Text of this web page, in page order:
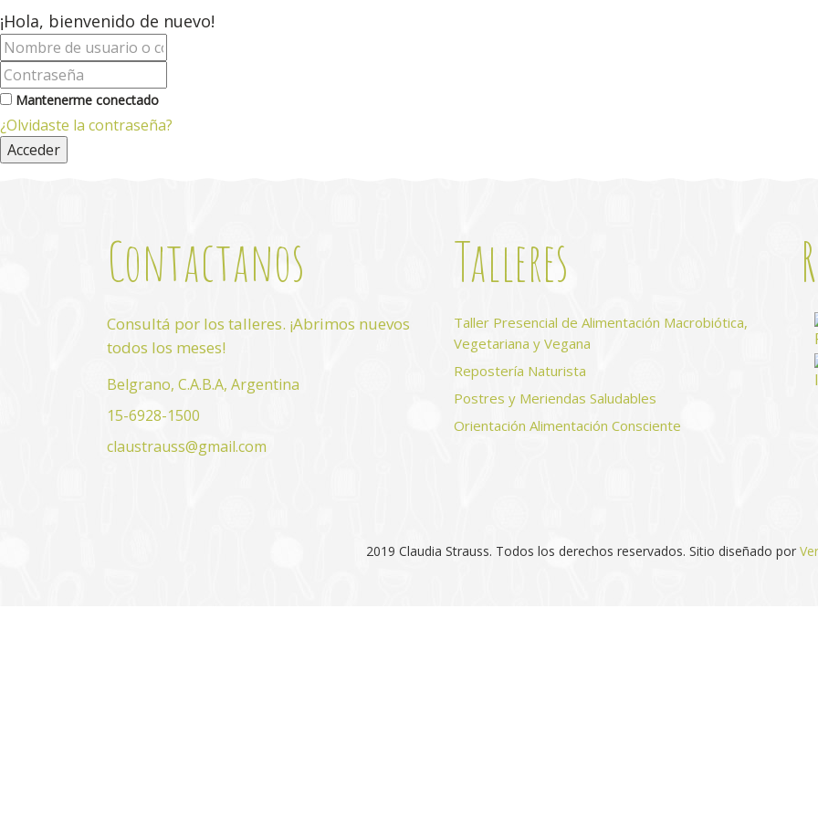
¡Hola, bienvenido de nuevo!
Mantenerme conectado
¿Olvidaste la contraseña?
Acceder
Contactanos
Consultá por los talleres. ¡Abrimos nuevos
todos los meses!
Belgrano, C.A.B.A, Argentina
15-6928-1500
claustrauss@gmail.com
Talleres
Taller Presencial de Alimentación Macrobiótica,
Vegetariana y Vegana
Repostería Naturista
Postres y Meriendas Saludables
Orientación Alimentación Consciente
2019 Claudia Strauss. Todos los derechos reservados. Sitio diseñado por